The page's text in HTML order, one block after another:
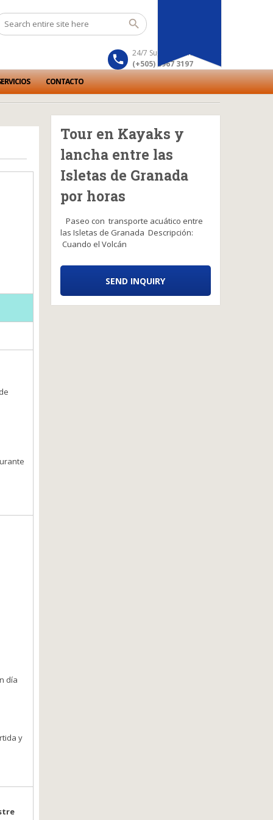
24/7 Support number
(+505) 8967 3197
CONTACTO
día
y
Tour en Kayaks y
lancha entre las
Isletas de Granada
por horas
Paseo con transporte acuático entre
las Isletas de Granada Descripción:
Cuando el Volcán
SEND INQUIRY